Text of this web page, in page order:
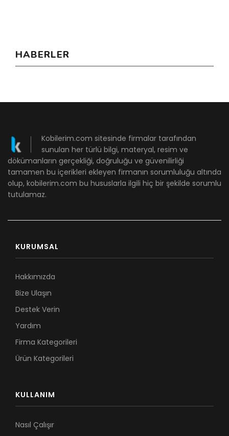
HABERLER
Kobilerim.com sitesinde firmalar tarafından
sunulan her türlü bilgi, materyal, resim ve
dökümanların gerçekliği, doğruluğu ve güvenilirliği
tamamen bu içerikleri ekleyen firmanın sorumluluğu altında
olup, kobilerim.com bu hususlarla ilgili hiç bir şekilde sorumlu
tutulamaz.
KURUMSAL
Hakkımızda
Bize Ulaşın
Destek Verin
Yardım
Firma Kategorileri
Ürün Kategorileri
KULLANIM
Nasıl Çalışır